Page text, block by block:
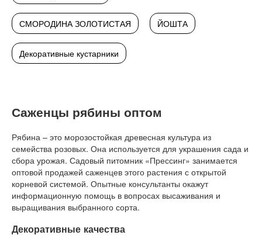
СМОРОДИНА ЗОЛОТИСТАЯ ЙОШТА
Декоративные кустарники
Саженцы рябины оптом
Рябина – это морозостойкая древесная культура из
семейства розовых. Она используется для украшения сада и
сбора урожая. Садовый питомник «Прессинг» занимается
оптовой продажей саженцев этого растения с открытой
корневой системой. Опытные консультанты окажут
информационную помощь в вопросах высаживания и
выращивания выбранного сорта.
Декоративные качества